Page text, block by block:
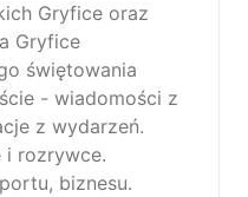
Gryfice oraz
Gryfice
świętowania
- wiadomości z
z wydarzeń.
i rozrywce.
biznesu.